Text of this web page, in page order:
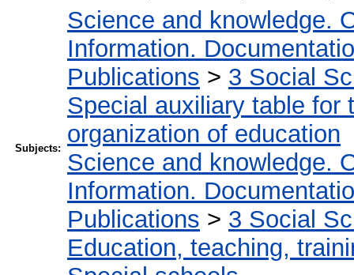
Subjects:
Science and knowledge.
Information.
Publications > 3 Social
Special auxiliary table for
organization of education
Science and knowledge.
Information.
Publications > 3 Social
Education, teaching,